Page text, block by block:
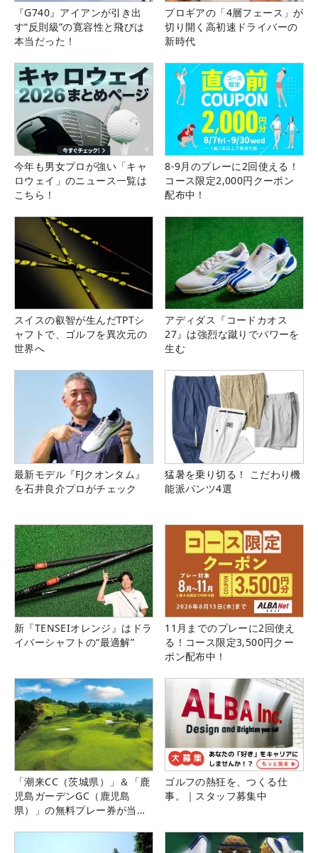
『G740』アイアンが引き出
す“反則級”の寛容性と飛びは
本当だった！
プロギアの「4層フェース」が
切り開く高初速ドライバーの
新時代
今年も男女プロが強い「キャ
ロウェイ」のニュース一覧は
こちら！
8-9月のプレーに2回使える！
コース限定2,000円クーポン
配布中！
スイスの叡智が生んだTPTシ
ャフトで、ゴルフを異次元の
世界へ
アディダス『コードカオス
27』は強烈な蹴りでパワーを
生む
最新モデル『FJクオンタム』
を石井良介プロがチェック
猛暑を乗り切る！ こだわり機
能派パンツ4選
新『TENSEIオレンジ』はドラ
イバーシャフトの“最適解”
11月までのプレーに2回使え
る！コース限定3,500円クー
ポン配布中！
「潮来CC（茨城県）」＆「鹿
児島ガーデンGC（鹿児島
県）」の無料プレー券が当た
ゴルフの熱狂を、つくる仕
事。｜スタッフ募集中